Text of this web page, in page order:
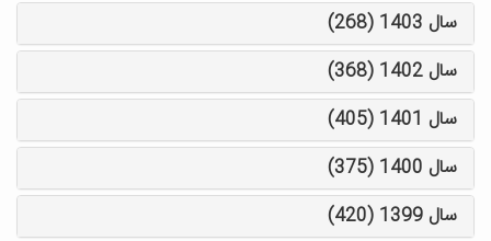
سال 1403 (268)
سال 1402 (368)
سال 1401 (405)
سال 1400 (375)
سال 1399 (420)